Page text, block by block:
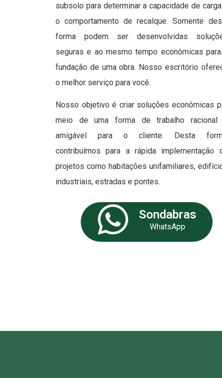
subsolo para determinar a capacidade de
o comportamento de recalque. Somente
forma podem ser desenvolvidas
seguras e ao mesmo tempo econômicas
fundação de uma obra. Nosso escritório
o melhor serviço para você.
Nosso objetivo é criar soluções econômicas
meio de uma forma de trabalho racional
amigável para o cliente. Desta
contribuímos para a rápida implementação
projetos como habitações unifamiliares,
industriais, estradas e pontes.
Sondabras
WhatsApp